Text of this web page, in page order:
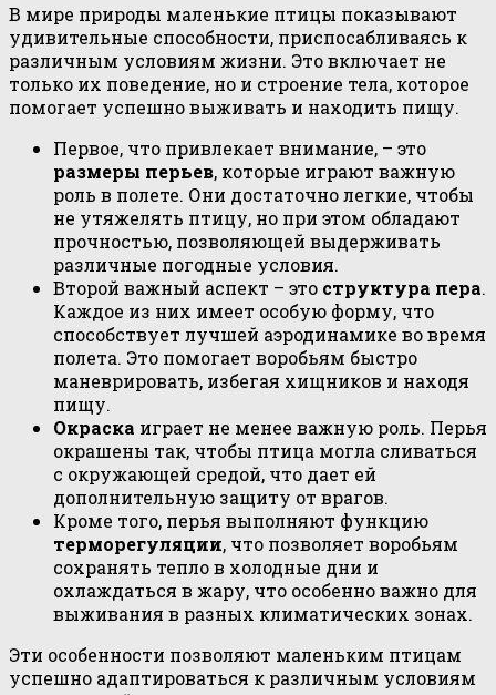
В мире природы маленькие птицы показывают
удивительные способности, приспосабливаясь к
различным условиям жизни. Это включает не
только их поведение, но и строение тела, которое
помогает успешно выживать и находить пищу.
Первое, что привлекает внимание, – это
размеры перьев, которые играют важную
роль в полете. Они достаточно легкие, чтобы
не утяжелять птицу, но при этом обладают
прочностью, позволяющей выдерживать
различные погодные условия.
Второй важный аспект – это структура пера.
Каждое из них имеет особую форму, что
способствует лучшей аэродинамике во время
полета. Это помогает воробьям быстро
маневрировать, избегая хищников и находя
пищу.
Окраска играет не менее важную роль. Перья
окрашены так, чтобы птица могла сливаться
с окружающей средой, что дает ей
дополнительную защиту от врагов.
Кроме того, перья выполняют функцию
терморегуляции, что позволяет воробьям
сохранять тепло в холодные дни и
охлаждаться в жару, что особенно важно для
выживания в разных климатических зонах.
Эти особенности позволяют маленьким птицам
успешно адаптироваться к различным условиям